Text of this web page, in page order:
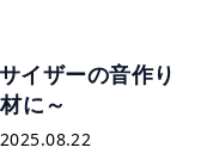
最先端の響きでし
イザーの音作り
に～
2025.08.22